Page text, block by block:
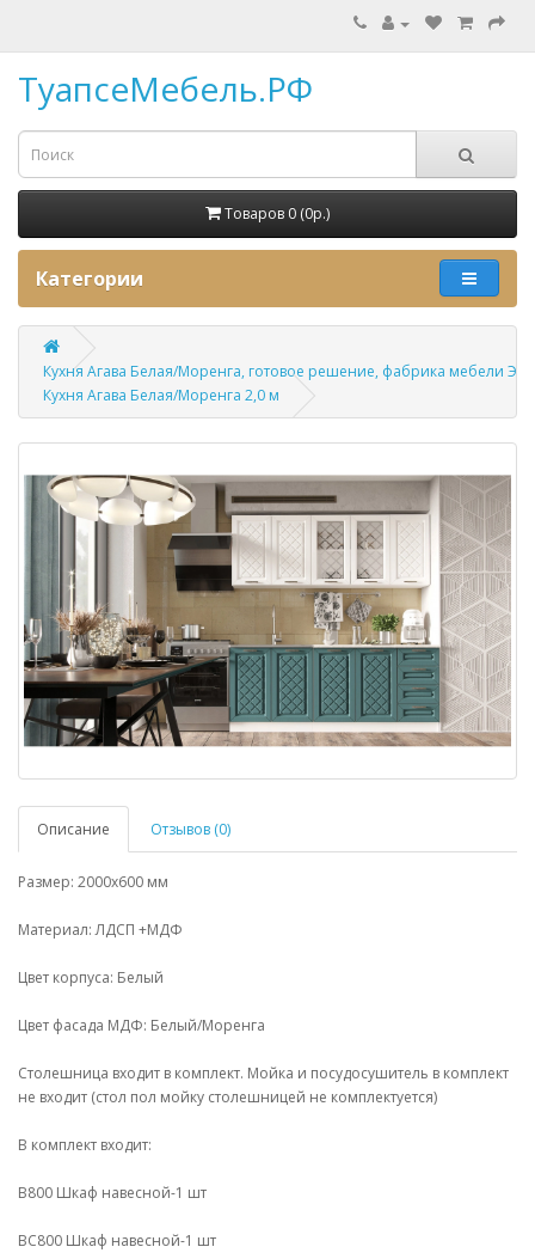
ТуапсеМебель.РФ
Товаров 0 (0p.)
Категории
Кухня Агава Белая/Моренга, готовое решение, фабрика мебели ЭРА
Кухня Агава Белая/Моренга 2,0 м
Описание Отзывов (0)
Размер: 2000х600 мм
Материал: ЛДСП +МДФ
Цвет корпуса: Белый
Цвет фасада МДФ: Белый/Моренга
Столешница входит в комплект. Мойка и посудосушитель в комплект
не входит (стол пол мойку столешницей не комплектуется)
В комплект входит:
В800 Шкаф навесной-1 шт
ВС800 Шкаф навесной-1 шт